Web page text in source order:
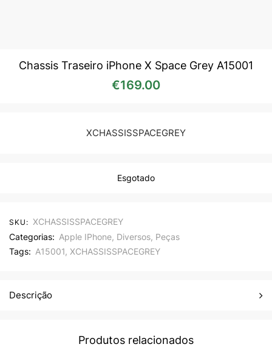
Chassis Traseiro iPhone X Space Grey A15001
€169.00
XCHASSISSPACEGREY
Esgotado
SKU: XCHASSISSPACEGREY
Categorias: Apple IPhone, Diversos, Peças
Tags: A15001, XCHASSISSPACEGREY
Descrição
Produtos relacionados